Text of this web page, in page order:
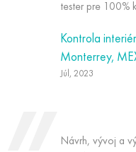
tester pre 100%
Kontrola
Monterrey,
Júl, 2023
Návrh, vývoj a